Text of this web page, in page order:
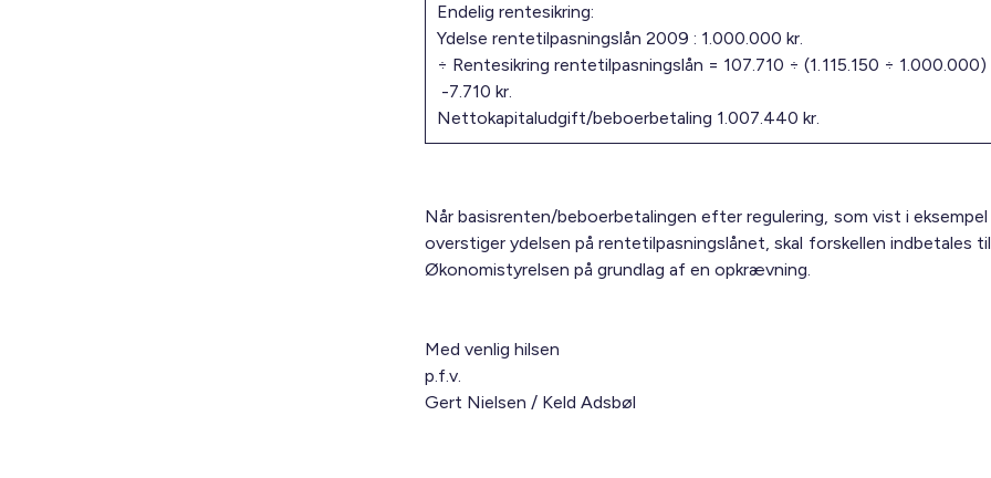
Endelig rentesikring:
Ydelse rentetilpasningslån 2009 : 1.000.000 kr.
÷ Rentesikring rentetilpasningslån = 107.710 ÷ (1.115.150 ÷
-7.710 kr.
Nettokapitaludgift/beboerbetaling 1.007.440 kr.
Når basisrenten/beboerbetalingen efter regulering, som vist i eksempel
overstiger ydelsen på rentetilpasningslånet, skal forskellen indbetales til
Økonomistyrelsen på grundlag af en opkrævning.
Med venlig hilsen
p.f.v.
Gert Nielsen / Keld Adsbøl